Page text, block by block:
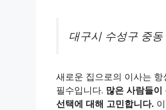
대구시 수성구 중
새로운 집으로의 이사는
필수입니다. 많은 사람들
선택에 대해 고민합니다.